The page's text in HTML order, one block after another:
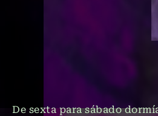
De sexta para sábado